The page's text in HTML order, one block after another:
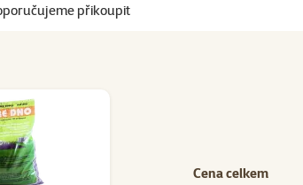
přikoupit
Cena celkem